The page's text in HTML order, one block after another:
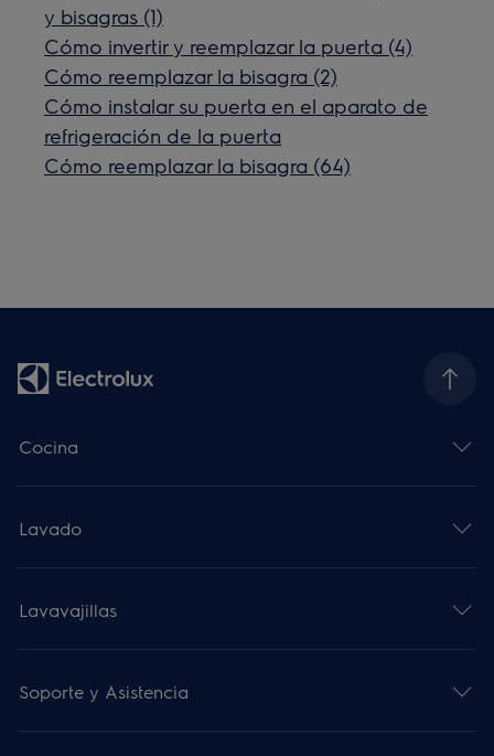
y bisagras (1)
Cómo invertir y reemplazar la puerta (4)
Cómo reemplazar la bisagra (2)
Cómo instalar su puerta en el aparato de
refrigeración de la puerta
Cómo reemplazar la bisagra (64)
Cocina
Lavado
Lavavajillas
Soporte y Asistencia